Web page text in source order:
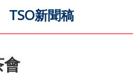
TSO新聞稿
會